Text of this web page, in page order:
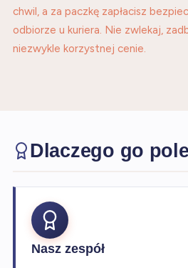
chwil, a za paczkę zapłacisz
odbiorze u kuriera. Nie zwlekaj,
niezwykle korzystnej cenie.
Dlaczego go
Nasz zespół